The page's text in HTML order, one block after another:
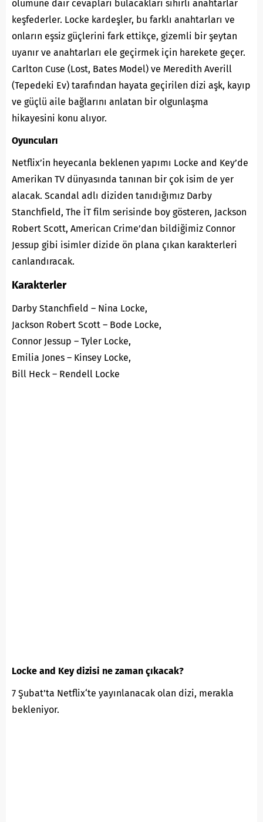
ölümüne dair cevapları bulacakları sihirli anahtarlar
keşfederler. Locke kardeşler, bu farklı anahtarları ve
onların eşsiz güçlerini fark ettikçe, gizemli bir şeytan
uyanır ve anahtarları ele geçirmek için harekete geçer.
Carlton Cuse (Lost, Bates Model) ve Meredith Averill
(Tepedeki Ev) tarafından hayata geçirilen dizi aşk, kayıp
ve güçlü aile bağlarını anlatan bir olgunlaşma
hikayesini konu alıyor.
Oyuncuları
Netflix’in heyecanla beklenen yapımı Locke and Key’de
Amerikan TV dünyasında tanınan bir çok isim de yer
alacak. Scandal adlı diziden tanıdığımız Darby
Stanchfield, The İT film serisinde boy gösteren, Jackson
Robert Scott, American Crime’dan bildiğimiz Connor
Jessup gibi isimler dizide ön plana çıkan karakterleri
canlandıracak.
Karakterler
Darby Stanchfield – Nina Locke,
Jackson Robert Scott – Bode Locke,
Connor Jessup – Tyler Locke,
Emilia Jones – Kinsey Locke,
Bill Heck – Rendell Locke
Locke and Key dizisi ne zaman çıkacak?
7 Şubat’ta Netflix‘te yayınlanacak olan dizi, merakla
bekleniyor.